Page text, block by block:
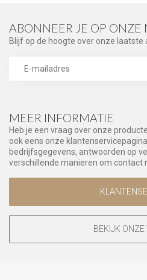
MEER INFORMATIE
Heb je een vraag over onze
ook eens onze
bedrijfsgegevens, antwoorden op
verschillende manieren om contact
BEKIJK ONZE
ABONNEER JE OP ONZE
Blijf op de hoogte over onze laatste